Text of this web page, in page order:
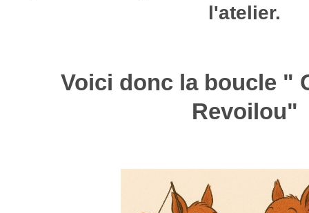
l'atelier.
Voici donc la boucle "
Revoilou"